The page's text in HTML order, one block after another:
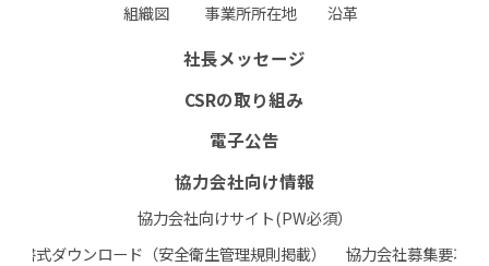
組織図
事業所所在地 沿革
社長メッセージ
CSRの取り組み
電子公告
協力会社向け情報
協力会社向けサイト(PW必須）
書式ダウンロード（安全衛生管理規則掲載）
協力会社募集要項